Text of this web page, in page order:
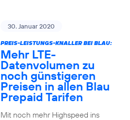
30. Januar 2020
PREIS-LEISTUNGS-KNALLER BEI BLAU:
Mehr LTE-
Datenvolumen zu
noch günstigeren
Preisen in allen Blau
Prepaid Tarifen
Mit noch mehr Highspeed ins